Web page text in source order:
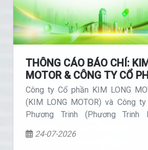
THÔNG CÁO BÁO CHÍ:
MOTOR & CÔNG TY CỔ
PHƯƠNG TRINH KÝ KẾT
ĐỒNG MUA BÁN 100 XE
ĐIỆN
Công ty Cổ phần KIM LONG
(KIM LONG MOTOR) và Công
Phương Trinh (Phương Trinh
xe citybus điện thương hiệu
24-07-2026